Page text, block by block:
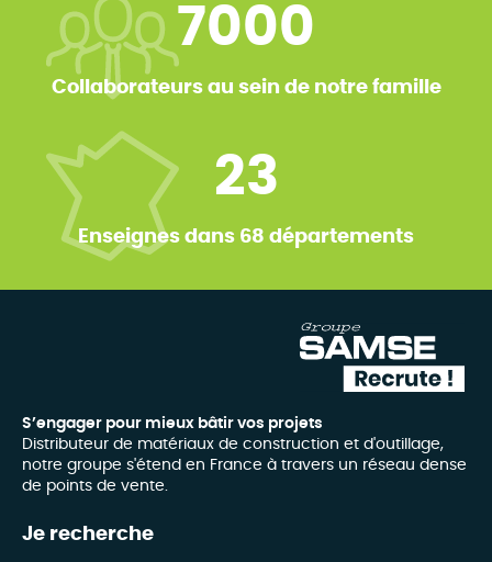
7000
Collaborateurs au sein de notre famille
23
Enseignes dans 68 départements
S’engager pour mieux bâtir vos projets
Distributeur de matériaux de construction et d'outillage,
notre groupe s'étend en France à travers un réseau dense
de points de vente.
Je recherche